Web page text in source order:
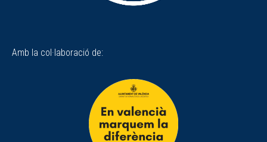
Amb la col·laboració de: